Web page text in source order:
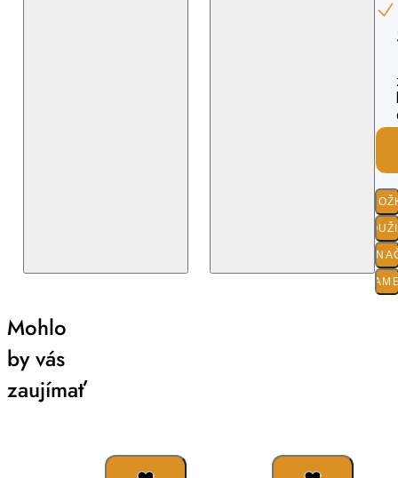
O
Mohlo
by vás
zaujímať